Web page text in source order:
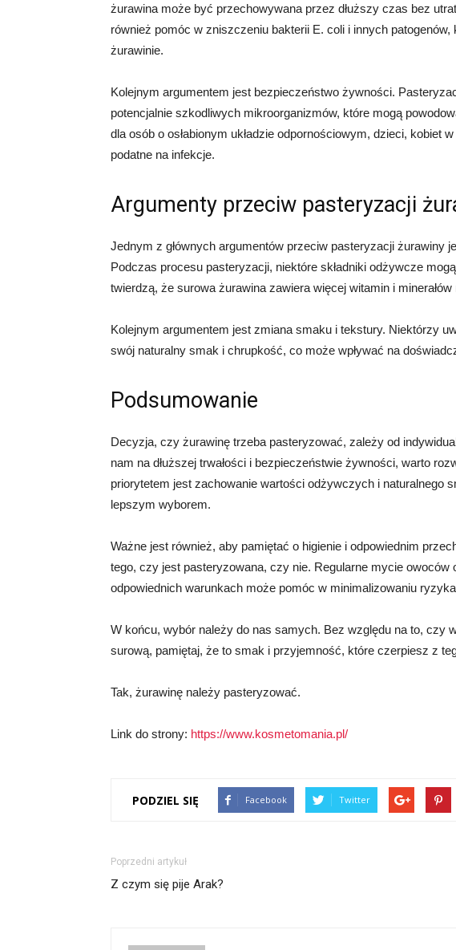
żurawina może być przechowywana przez dłuższy czas bez
również pomóc w zniszczeniu bakterii E. coli i innych
żurawinie.
Kolejnym argumentem jest bezpieczeństwo żywności.
potencjalnie szkodliwych mikroorganizmów, które mogą
dla osób o osłabionym układzie odpornościowym, dzieci, kobiet
podatne na infekcje.
Argumenty przeciw pasteryzacji
Jednym z głównych argumentów przeciw pasteryzacji żurawiny
Podczas procesu pasteryzacji, niektóre składniki odżywcze
twierdzą, że surowa żurawina zawiera więcej witamin i
Kolejnym argumentem jest zmiana smaku i tekstury. Niektórzy
swój naturalny smak i chrupkość, co może wpływać na
Podsumowanie
Decyzja, czy żurawinę trzeba pasteryzować, zależy od
nam na dłuższej trwałości i bezpieczeństwie żywności, warto
priorytetem jest zachowanie wartości odżywczych i naturalnego
lepszym wyborem.
Ważne jest również, aby pamiętać o higienie i odpowiednim
tego, czy jest pasteryzowana, czy nie. Regularne mycie owoców
odpowiednich warunkach może pomóc w minimalizowaniu
W końcu, wybór należy do nas samych. Bez względu na to, czy
surową, pamiętaj, że to smak i przyjemność, które czerpiesz z
Tak, żurawinę należy pasteryzować.
Link do strony: https://www.kosmetomania.pl/
PODZIEL SIĘ Facebook Twitter
Poprzedni artykuł
Z czym się pije Arak?